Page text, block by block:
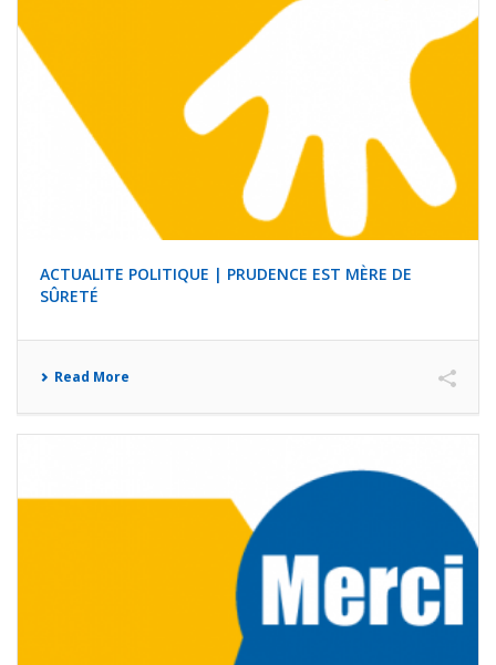
ACTUALITE POLITIQUE | PRUDENCE EST MÈRE DE
SÛRETÉ
Read More